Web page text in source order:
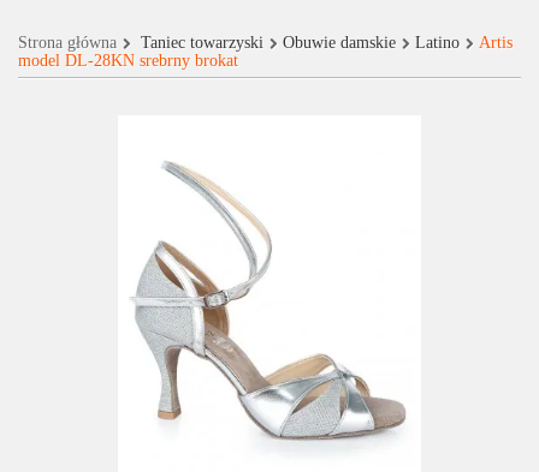
Strona główna Taniec towarzyski Obuwie damskie Latino
Artis
model DL-28KN srebrny brokat